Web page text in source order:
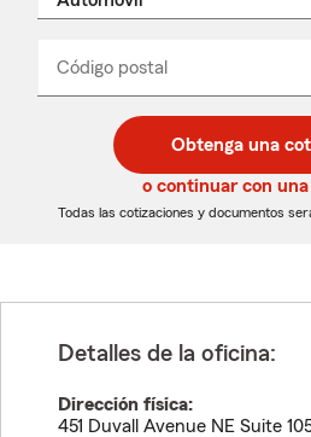
desplegable
Código postal
de
5
dígitos
de
5
dígitos
_____
Obtenga una
o continuar con
Todas las cotizaciones y documentos
Detalles de la oficina:
Dirección física:
451 Duvall Avenue NE Suite